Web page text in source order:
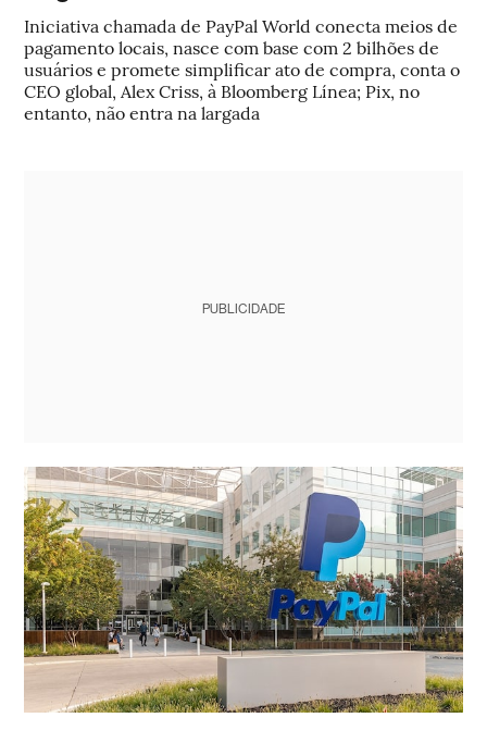
Iniciativa chamada de PayPal World conecta meios de
pagamento locais, nasce com base com 2 bilhões de
usuários e promete simplificar ato de compra, conta o
CEO global, Alex Criss, à Bloomberg Línea; Pix, no
entanto, não entra na largada
PUBLICIDADE